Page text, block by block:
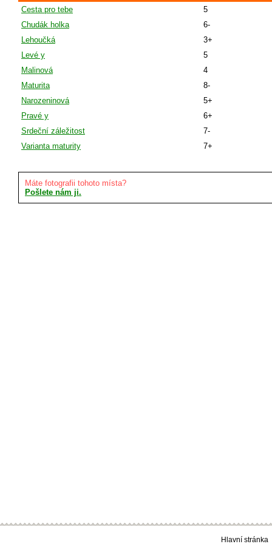
Cesta pro tebe
5
Chudák holka
6-
Lehoučká
3+
Levé y
5
Malinová
4
Maturita
8-
Narozeninová
5+
Pravé y
6+
Srdeční záležitost
7-
Varianta maturity
7+
Máte fotografii tohoto místa?
Pošlete nám ji.
Hlavní stránka